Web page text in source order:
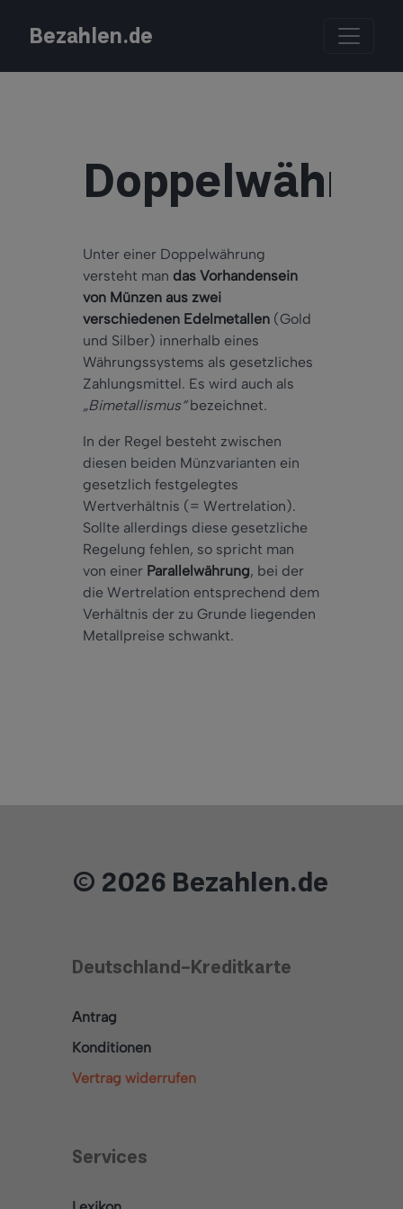
Bezahlen.de
Unter einer Doppelwährung
versteht man das Vorhandensein
von Münzen aus zwei
verschiedenen Edelmetallen (Gold
und Silber) innerhalb eines
Währungssystems als gesetzliches
Zahlungsmittel. Es wird auch als
„Bimetallismus“bezeichnet.
In der Regel besteht zwischen
diesen beiden Münzvarianten ein
gesetzlich festgelegtes
Wertverhältnis (= Wertrelation).
Sollte allerdings diese gesetzliche
Regelung fehlen, so spricht man
von einer Parallelwährung, bei der
die Wertrelation entsprechend dem
Verhältnis der zu Grunde liegenden
Metallpreise schwankt.
© 2026 Bezahlen.de
Deutschland-Kreditkarte
Antrag
Konditionen
Vertrag widerrufen
Services